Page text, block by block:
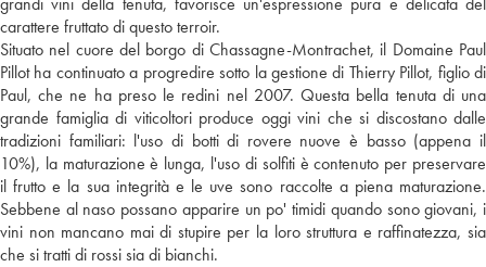
carattere fruttato di questo terroir.
Situato nel cuore del borgo di Chassagne-Montrachet, il Domaine Paul
Pillot ha continuato a progredire sotto la gestione di Thierry Pillot, figlio di
Paul, che ne ha preso le redini nel 2007. Questa bella tenuta di una
grande famiglia di viticoltori produce oggi vini che si discostano dalle
tradizioni familiari: l'uso di botti di rovere nuove è basso (appena il
10%), la maturazione è lunga, l'uso di solfiti è contenuto per preservare
il frutto e la sua integrità e le uve sono raccolte a piena maturazione.
Sebbene al naso possano apparire un po' timidi quando sono giovani, i
vini non mancano mai di stupire per la loro struttura e raffinatezza, sia
che si tratti di rossi sia di bianchi.